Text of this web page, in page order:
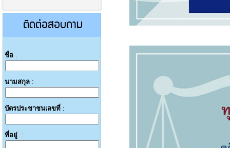
ติดต่อสอบถาม
ชื่อ :
นามสกุล :
บัตรประชาชนเลขที่ :
ที่อยู่ :